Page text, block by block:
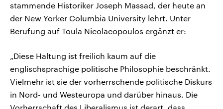
stammende Historiker Joseph Massad, der heute an
der New Yorker Columbia University lehrt. Unter
Berufung auf Toula Nicolacopoulos ergänzt er:
„Diese Haltung ist freilich kaum auf die
englischsprachige politische Philosophie beschränkt.
Vielmehr ist sie der vorherrschende politische Diskurs
in Nord- und Westeuropa und darüber hinaus. Die